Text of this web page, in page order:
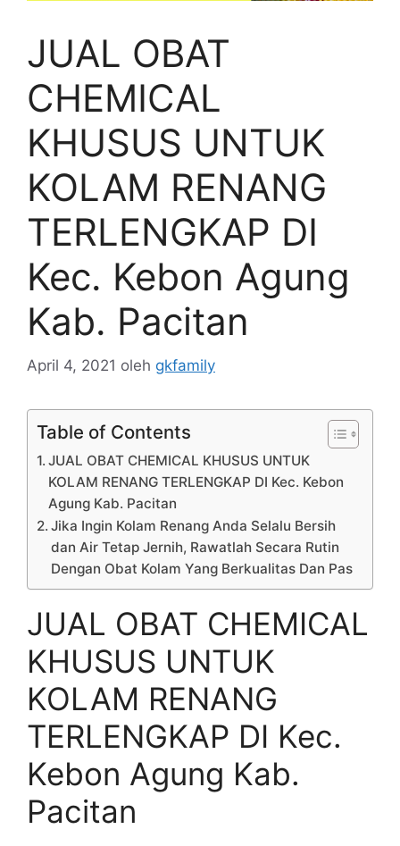
JUAL OBAT
CHEMICAL
KHUSUS UNTUK
KOLAM RENANG
TERLENGKAP DI
Kec. Kebon Agung
Kab. Pacitan
April 4, 2021 oleh gkfamily
Table of Contents
JUAL OBAT CHEMICAL KHUSUS UNTUK
KOLAM RENANG TERLENGKAP DI Kec. Kebon
Agung Kab. Pacitan
Jika Ingin Kolam Renang Anda Selalu Bersih
dan Air Tetap Jernih, Rawatlah Secara Rutin
Dengan Obat Kolam Yang Berkualitas Dan Pas
JUAL OBAT CHEMICAL
KHUSUS UNTUK
KOLAM RENANG
TERLENGKAP DI Kec.
Kebon Agung Kab.
Pacitan